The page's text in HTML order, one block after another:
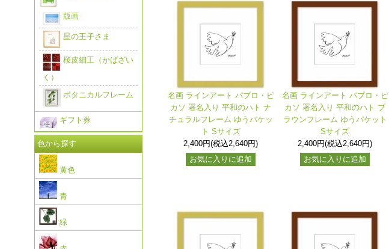
名画 ラインアート パブロ・ピ
カソ 署名入り 平和のハト ナ
チュラルフレーム ゆうパケッ
ト Sサイズ
2,400円(税込2,640円)
お気に入りに追加
名画 ラインアート パブロ・ピ
カソ 署名入り 平和のハト ブ
ラウンフレーム ゆうパケット
Sサイズ
2,400円(税込2,640円)
お気に入りに追加
版画
星の王子さま
桜皮細工（かばざい
く）
ボタニカルフレーム
ギフト券
色から探す
黄色
青
緑